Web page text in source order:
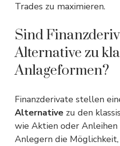
Trades zu maximieren.
Sind
Alternative zu
Anlageformen?
Finanzderivate stellen
Alternative zu den
wie Aktien oder Anleihen
Anlegern die